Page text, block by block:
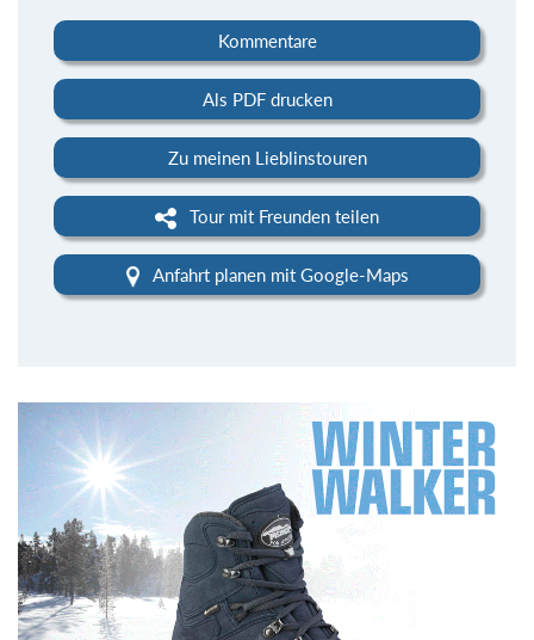
Kommentare
Als PDF drucken
Zu meinen Lieblinstouren
Tour mit Freunden teilen
Anfahrt planen mit Google-Maps